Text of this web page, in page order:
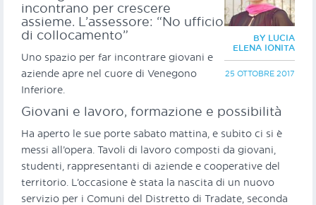
BY LUCIA
ELENA IONITA
25 OTTOBRE 2017
incontrano per crescere
assieme. L’assessore: “No ufficio
di collocamento”
Uno spazio per far incontrare giovani e
aziende apre nel cuore di Venegono
Inferiore.
Giovani e lavoro, formazione e possibilità
Ha aperto le sue porte sabato mattina, e subito ci si è
messi all’opera. Tavoli di lavoro composti da giovani,
studenti, rappresentanti di aziende e cooperative del
territorio. L’occasione è stata la nascita di un nuovo
servizio per i Comuni del Distretto di Tradate, seconda